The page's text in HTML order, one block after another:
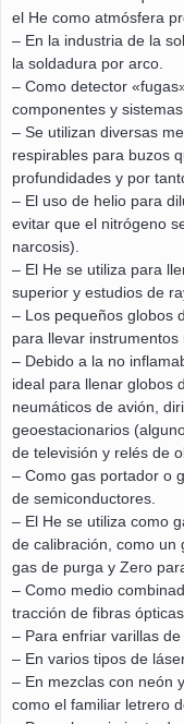
el He como atmósfera
– En la industria de la
la soldadura por arco.
– Como detector
componentes y
– Se utilizan diversas
respirables para buzos
profundidades y por
– El uso de helio para
evitar que el nitrógeno
narcosis).
– El He se utiliza para
superior y estudios de
– Los pequeños globos
para llevar instrumentos
– Debido a la no
ideal para llenar globos
neumáticos de avión,
geoestacionarios
de televisión y relés de
– Como gas portador o
de semiconductores.
– El He se utiliza como
de calibración, como un
gas de purga y Zero
– Como medio
tracción de fibras ópticas.
– Para enfriar varillas
– En varios tipos de
– En mezclas con neón
como el familiar letrero